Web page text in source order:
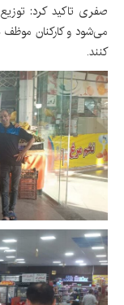
صفری تاکید کرد:
می‌شود و کارکنان موظف
کنند.